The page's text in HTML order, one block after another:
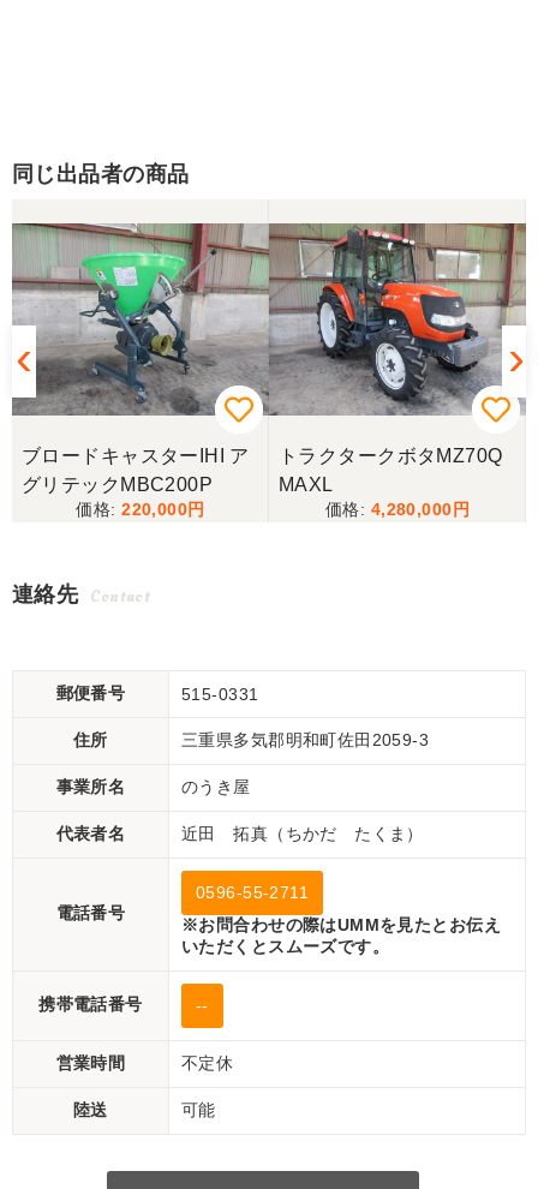
同じ出品者の商品
ブロードキャスターIHI ア
グリテックMBC200P
220,000
トラクタークボタMZ70Q
MAXL
4,280,000
連絡先 Contact
郵便番号 515-0331
住所 三重県多気郡明和町佐田2059-3
事業所名 のうき屋
代表者名 近田 拓真（ちかだ たくま）
電話番号
0596-55-2711
※お問合わせの際はUMMを見たとお伝え
いただくとスムーズです。
携帯電話番号 --
営業時間 不定休
陸送 可能